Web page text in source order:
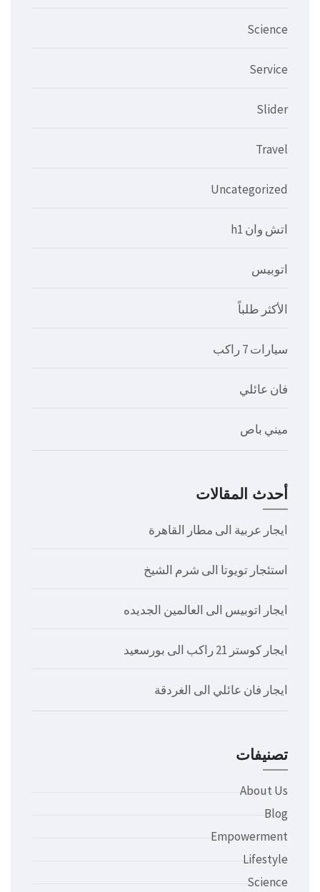
Science
Service
Slider
Travel
Uncategorized
اتش وان h1
اتوبيس
الأكثر طلباً
سيارات 7 راكب
فان عائلي
ميني باص
أحدث المقالات
ايجار عربية الى مطار القاهرة
استئجار تويوتا الى شرم الشيخ
ايجار اتوبيس الى العالمين الجديده
ايجار كوستر 21 راكب الى بورسعيد
ايجار فان عائلي الى الغردقة
تصنيفات
About Us
Blog
Empowerment
Lifestyle
Science